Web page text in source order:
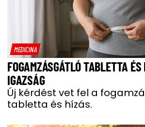
MEDICINA
FOGAMZÁSGÁTLÓ TABLETTA
IGAZSÁG
Új kérdést vet fel a
tabletta és hízás.